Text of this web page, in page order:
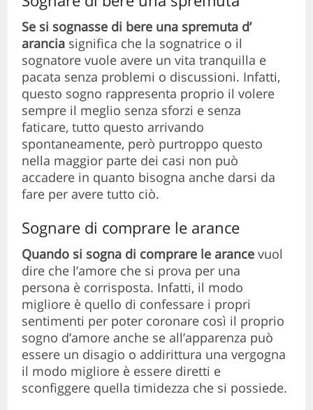
Se si sognasse di bere una spremuta d’
arancia significa che la sognatrice o il
sognatore vuole avere un vita tranquilla e
pacata senza problemi o discussioni. Infatti,
questo sogno rappresenta proprio il volere
sempre il meglio senza sforzi e senza
faticare, tutto questo arrivando
spontaneamente, però purtroppo questo
nella maggior parte dei casi non può
accadere in quanto bisogna anche darsi da
fare per avere tutto ciò.
Sognare di comprare le arance
Quando si sogna di comprare le arance vuol
dire che l’amore che si prova per una
persona è corrisposta. Infatti, il modo
migliore è quello di confessare i propri
sentimenti per poter coronare così il proprio
sogno d’amore anche se all’apparenza può
essere un disagio o addirittura una vergogna
il modo migliore è essere diretti e
sconfiggere quella timidezza che si possiede.